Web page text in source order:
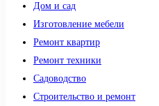
Дом и сад
Изготовление мебели
Ремонт квартир
Ремонт техники
Садоводство
Строительство и ремонт